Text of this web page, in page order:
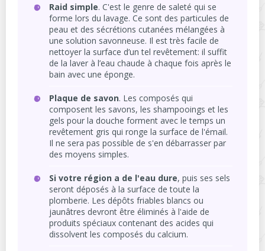
Raid simple. C'est le genre de saleté qui se
forme lors du lavage. Ce sont des particules de
peau et des sécrétions cutanées mélangées à
une solution savonneuse. Il est très facile de
nettoyer la surface d’un tel revêtement: il suffit
de la laver à l’eau chaude à chaque fois après le
bain avec une éponge.
Plaque de savon. Les composés qui
composent les savons, les shampooings et les
gels pour la douche forment avec le temps un
revêtement gris qui ronge la surface de l'émail.
Il ne sera pas possible de s'en débarrasser par
des moyens simples.
Si votre région a de l'eau dure, puis ses sels
seront déposés à la surface de toute la
plomberie. Les dépôts friables blancs ou
jaunâtres devront être éliminés à l'aide de
produits spéciaux contenant des acides qui
dissolvent les composés du calcium.